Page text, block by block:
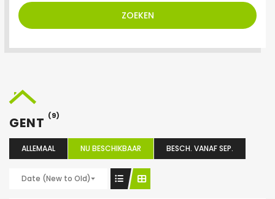
ZOEKEN
GENT (9)
ALLEMAAL NU BESCHIKBAAR BESCH. VANAF SEP.
Date (New to Old)